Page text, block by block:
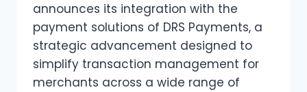
announces its integration with the
payment solutions of DRS Payments, a
strategic advancement designed to
simplify transaction management for
merchants across a wide range of